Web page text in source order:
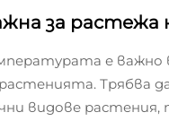
за растежа
е
Трябва
видове